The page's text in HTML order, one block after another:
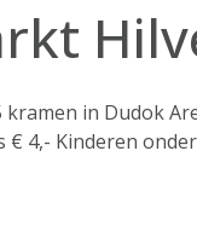
in Dudok
4,- Kinderen